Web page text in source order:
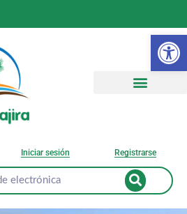
Iniciar sesión Registrarse